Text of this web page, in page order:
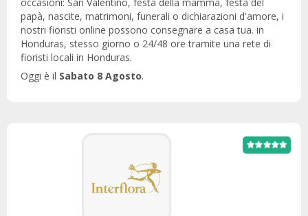
papà, nascite, matrimoni, funerali o dichiarazioni d'amore, i
nostri fioristi online possono consegnare a casa tua. in
Honduras, stesso giorno o 24/48 ore tramite una rete di
fioristi locali in Honduras.
Oggi è il Sabato 8 Agosto.